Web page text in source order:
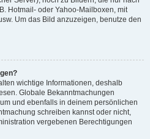
Hotmail- oder Yahoo-Mailboxen, mit
Um das Bild anzuzeigen, benutze den
wichtige Informationen, deshalb
Globale Bekanntmachungen
und ebenfalls in deinem persönlichen
schreiben kannst oder nicht,
vergebenen Berechtigungen